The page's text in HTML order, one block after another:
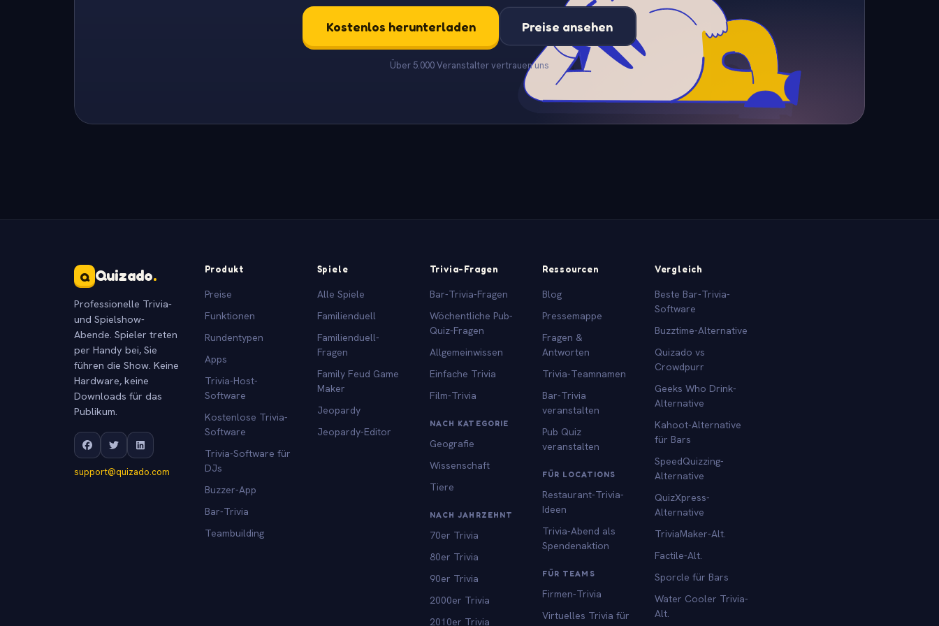
Kostenlos herunterladen Preise ansehen
Über 5.000 Veranstalter vertrauen uns
Q Quizado.
Professionelle Trivia-
und Spielshow-
Abende. Spieler treten
per Handy bei, Sie
führen die Show. Keine
Hardware, keine
Downloads für das
Publikum.
support@quizado.com
Produkt
Preise
Funktionen
Rundentypen
Apps
Trivia-Host-
Software
Kostenlose Trivia-
Software
Trivia-Software für
DJs
Buzzer-App
Bar-Trivia
Teambuilding
Spiele
Alle Spiele
Familienduell
Familienduell-
Fragen
Family Feud Game
Maker
Jeopardy
Jeopardy-Editor
Trivia-Fragen
Bar-Trivia-Fragen
Wöchentliche Pub-
Quiz-Fragen
Allgemeinwissen
Einfache Trivia
Film-Trivia
NACH KATEGORIE
Geografie
Wissenschaft
Tiere
NACH JAHRZEHNT
70er Trivia
80er Trivia
90er Trivia
2000er Trivia
2010er Trivia
Ressourcen
Blog
Pressemappe
Fragen &
Antworten
Trivia-Teamnamen
Bar-Trivia
veranstalten
Pub Quiz
veranstalten
FÜR LOCATIONS
Restaurant-Trivia-
Ideen
Trivia-Abend als
Spendenaktion
FÜR TEAMS
Firmen-Trivia
Virtuelles Trivia für
Vergleich
Beste Bar-Trivia-
Software
Buzztime-Alternative
Quizado vs
Crowdpurr
Geeks Who Drink-
Alternative
Kahoot-Alternative
für Bars
SpeedQuizzing-
Alternative
QuizXpress-
Alternative
TriviaMaker-Alt.
Factile-Alt.
Sporcle für Bars
Water Cooler Trivia-
Alt.